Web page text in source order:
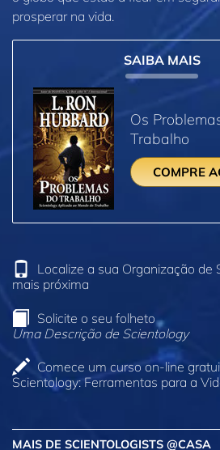
prosperar na vida.
SAIBA MAIS
Os
Trabalho
COMPRE
Localize a sua Organização de
mais próxima
Solicite o seu folheto
Uma Descrição de Scientology
Comece um curso on‑line
Scientology: Ferramentas para a
MAIS DE SCIENTOLOGISTS @CASA